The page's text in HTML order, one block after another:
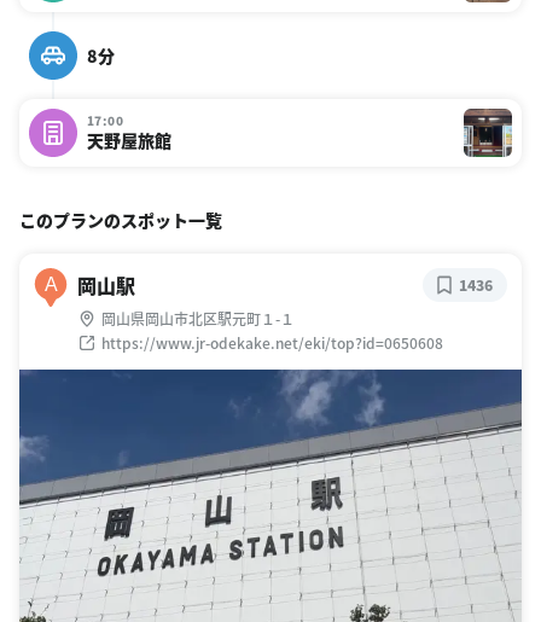
8分
17:00
天野屋旅館
このプランのスポット一覧
A 岡山駅
岡山県岡山市北区駅元町１-１
https://www.jr-odekake.net/eki/top?id=0650608
1436